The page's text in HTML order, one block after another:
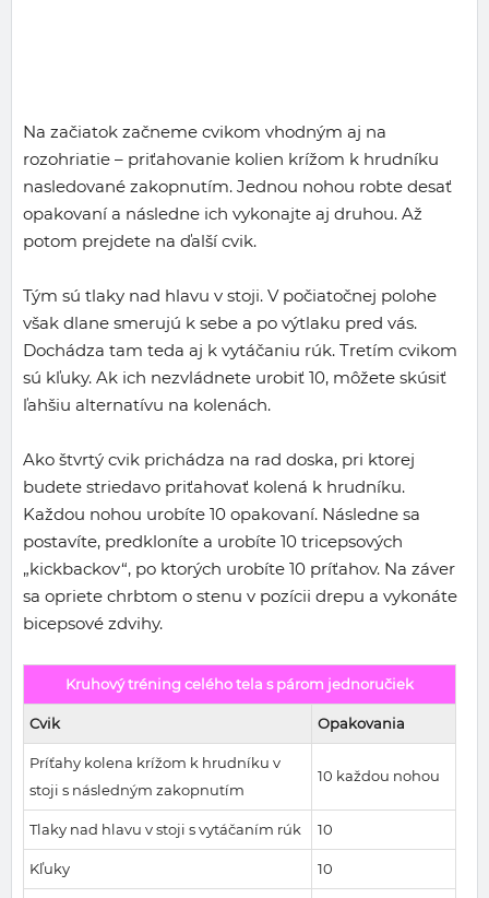
Na začiatok začneme cvikom vhodným aj na
rozohriatie – priťahovanie kolien krížom k hrudníku
nasledované zakopnutím. Jednou nohou robte desať
opakovaní a následne ich vykonajte aj druhou. Až
potom prejdete na ďalší cvik.
Tým sú tlaky nad hlavu v stoji. V počiatočnej polohe
však dlane smerujú k sebe a po výtlaku pred vás.
Dochádza tam teda aj k vytáčaniu rúk. Tretím cvikom
sú kľuky. Ak ich nezvládnete urobiť 10, môžete skúsiť
ľahšiu alternatívu na kolenách.
Ako štvrtý cvik prichádza na rad doska, pri ktorej
budete striedavo priťahovať kolená k hrudníku.
Každou nohou urobíte 10 opakovaní. Následne sa
postavíte, predkloníte a urobíte 10 tricepsových
„kickbackov“, po ktorých urobíte 10 príťahov. Na záver
sa opriete chrbtom o stenu v pozícii drepu a vykonáte
bicepsové zdvihy.
Kruhový tréning celého tela s párom jednoručiek
Cvik Opakovania
Príťahy kolena krížom k hrudníku v
stoji s následným zakopnutím
10 každou nohou
Tlaky nad hlavu v stoji s vytáčaním rúk 10
Kľuky 10